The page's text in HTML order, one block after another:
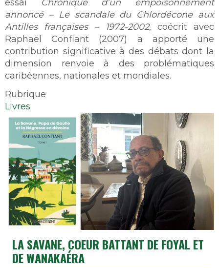
essai
Chronique d’un empoisonnement
annoncé – Le scandale du Chlordécone aux
Antilles françaises – 1972-2002, coécrit avec
Raphaël Confiant (2007) a apporté une
contribution significative à des débats dont la
dimension renvoie à des problématiques
caribéennes, nationales et mondiales.
Rubrique
Livres
LA SAVANE, COEUR BATTANT DE FOYAL ET
DE WANAKAÉRA